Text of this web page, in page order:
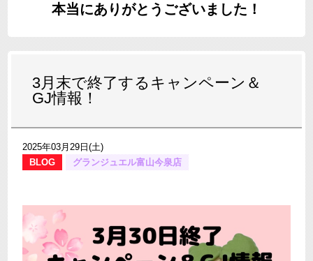
本当にありがとうございました！
3月末で終了するキャンペーン＆
GJ情報！
2025年03月29日(土)
BLOG
グランジュエル富山今泉店